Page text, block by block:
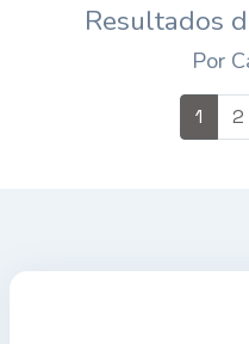
Resultados
Por
1 2